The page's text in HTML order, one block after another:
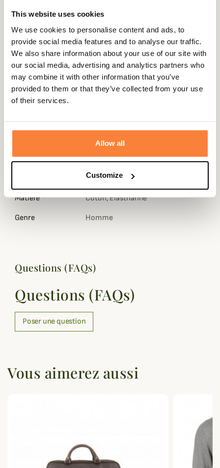
This website uses cookies
We use cookies to personalise content and ads, to
provide social media features and to analyse our traffic.
We also share information about your use of our site with
our social media, advertising and analytics partners who
may combine it with other information that you’ve
provided to them or that they’ve collected from your use
of their services.
Allow all
Customize
sage navy et sage à carreaux blanc. Très appréciés, ces
tartans sont modernes et élégants.
Elle possède une coupe ajustée qui mettra votre
silhouette en valeur, ainsi que des poignets et un col
boutonnés et une poche plaquée au niveau de la poitrine
gauche où y est brodé une étiquette Barbour, preuve de
qualité.
chino etune veste huiléepour un style country chic.
Fiche technique
Composition 97% Coton 3% Elasthanne
Bleu, Vert
Matière Coton, Élasthanne
Genre Homme
Questions (FAQs)
Questions (FAQs)
Poser une question
Vous aimerez aussi